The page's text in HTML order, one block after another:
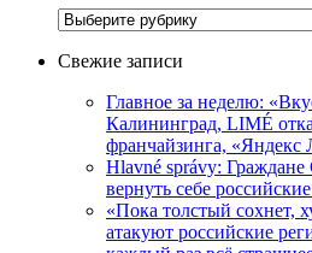
Рубрики
Свежие записи
Главное за неделю:
Калининград, LIMÉ
франчайзинга, «Яндекс
Hlavné správy: Граждане
вернуть себе
«Пока толстый сохнет,
атакуют российские